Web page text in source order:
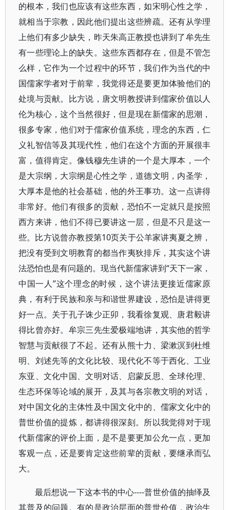
的根本，我们也应该有这些东西，如宋明心性之学，
就相当于宗教，因此他们提出这些辨疏。还有从学理
上他们有多少缺失，昨天朱高正教授也讲到了牟先生
有一些理论上的缺失。这些东西都存在，但是不管怎
么样，它作为一个过程中的环节，我们作为当代的中
国儒家学者对于前辈，我觉得还是要更加体验他们的
处境与贡献。比方说，唐文明教授讲到儒家价值以人
伦为核心，这个当然很好，但是现在新儒家的思潮，
很多专家，他们对于儒家价值系统，理念的东西，仁
义礼智信等及其现代性，他们在这个方面的开展很丰
富，值得肯定。像钱穆先生讲的一个是大厚本，一个
是大宗纲，大宗纲是心性之学，道德文明，内圣学，
大厚本是他的社会基础，他的外王事功。这一点讲得
非常好。他们有很多的贡献，恐怕不一定就只是按照
西方来讲，他们不得已要讲这一层，但是不只是这一
些。比方说曾亦教授第10页关于公羊家讲夷夏之辨，
把没有受到文明教育的都当作夷狄排斥，其实这个讲
法恐怕也是有问题的。现当代新儒家讲到“天下一家，
中国一人”这个理念的时候，这个讲法更接近儒家原
典，有利于民族和亲与和谐世界建设，恐怕是讲得更
好一点。关于孔子诛少正卯，我看徐复观、唐君毅讲
得比曾亦好。牟宗三先生爱极端地讲，其实他的哲学
智慧与贡献很了不起。还有从熊十力、梁漱溟到杜维
明、刘述先等的文化比较、现代化不等于西化、工业
东亚、文化中国、文明对话、启蒙反思、全球伦理、
生态环保等论域的展开，及其与各宗教文明的对话，
对中国文化的主体性及中国文化中的、儒家文化中的
普世价值的提炼，都讲得很深刻。所以我觉得对于现
代新儒家的评价上面，是不是要更加公允一点，更加
客观一点，还是要肯定这些前辈的贡献，要继承而弘
大。
最后想说一下这本书的中心----普世价值的抽绎及
其普及的问题。有的是政治层面的普世价值，政治生